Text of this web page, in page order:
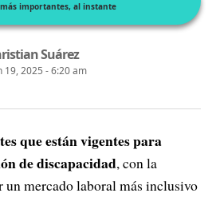
importantes, al instante
Suárez
19, 2025 - 6:20 am
que están vigentes para
de discapacidad, con la
un mercado laboral más inclusivo